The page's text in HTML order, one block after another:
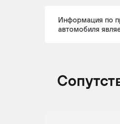
Информация по
автомобиля